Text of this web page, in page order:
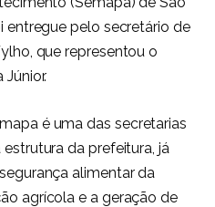
entregue pelo secretário de
que representou o
é uma das secretarias
da prefeitura, já
alimentar da
agrícola e a geração de